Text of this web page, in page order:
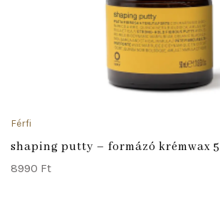
Férfi
shaping putty – formázó krémwax
8990 Ft